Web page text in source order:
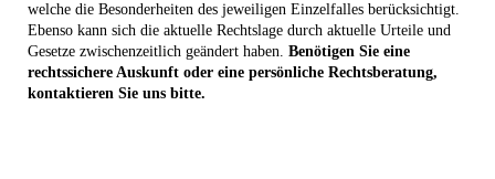
welche die Besonderheiten des jeweiligen Einzelfalles berücksichtigt.
Ebenso kann sich die aktuelle Rechtslage durch aktuelle Urteile und
Gesetze zwischenzeitlich geändert haben. Benötigen Sie eine
rechtssichere Auskunft oder eine persönliche Rechtsberatung,
kontaktieren Sie uns bitte.